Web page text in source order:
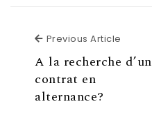
Previous Article
A la recherche d’un
contrat en
alternance?